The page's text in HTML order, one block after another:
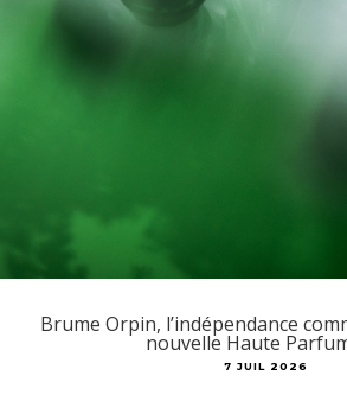
Brume Orpin, l’indépendance
nouvelle Haute
7 JUIL 2026